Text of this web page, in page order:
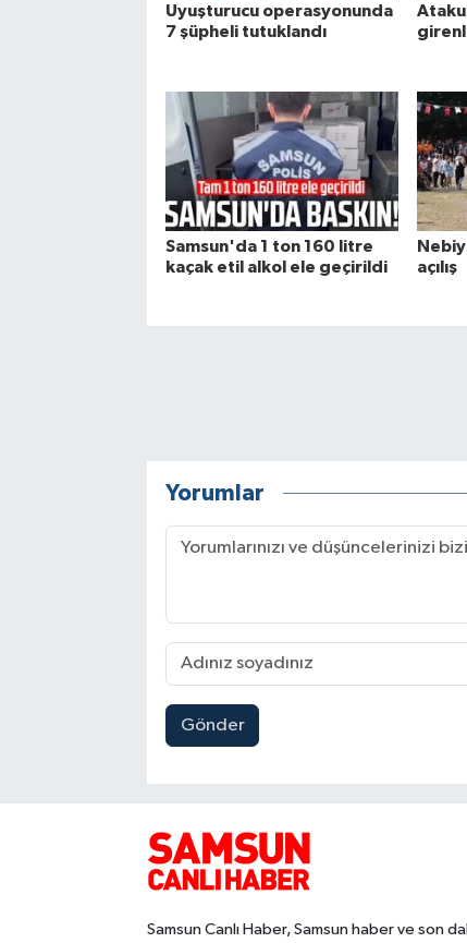
Uyuşturucu operasyonunda
7 şüpheli tutuklandı
Samsun'da 1 ton 160 litre
kaçak etil alkol ele geçirildi
açılış
Yorumlar
Gönder
Samsun Canlı Haber, Samsun haber ve son